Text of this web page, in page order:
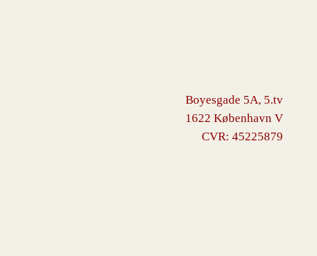
Boyesgade 5A, 5.tv
1622 København V
CVR: 45225879